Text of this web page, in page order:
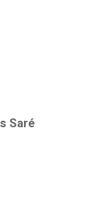
Saré